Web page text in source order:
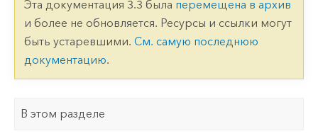
Эта документация 3.3 была перемещена в архив
и более не обновляется. Ресурсы и ссылки могут
быть устаревшими. См. самую последнюю
документацию.
В этом разделе